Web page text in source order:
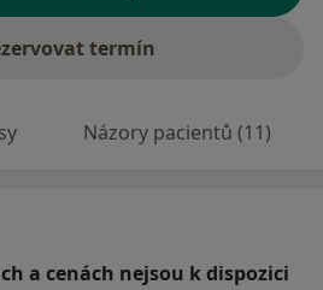
termín
Názory pacientů (11)
a cenách nejsou k dispozici